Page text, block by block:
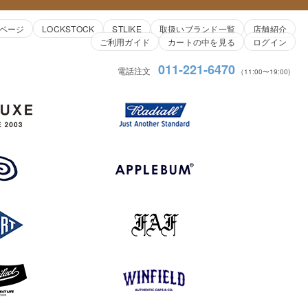
ージ LOCKSTOCK STLIKE 取扱いブランド一覧
店舗紹介
ご利用ガイド
カートの中を見る ログイン
電話注文 011-221-6470 （11:00〜19:00)